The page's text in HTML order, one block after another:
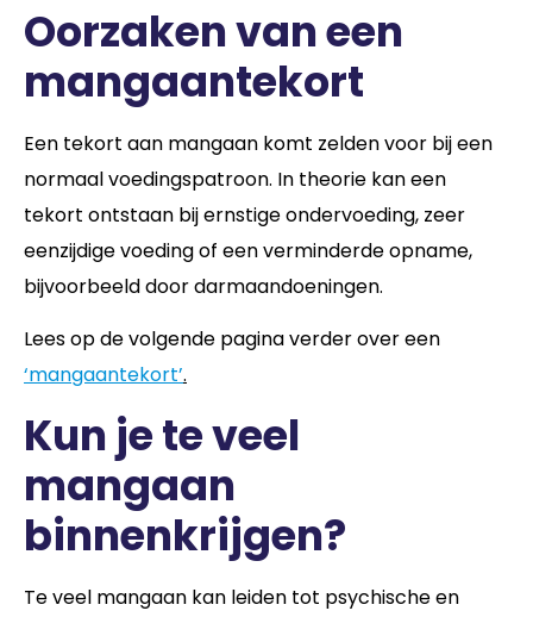
Oorzaken van een
mangaantekort
Een tekort aan mangaan komt zelden voor bij een
normaal voedingspatroon. In theorie kan een
tekort ontstaan bij ernstige ondervoeding, zeer
eenzijdige voeding of een verminderde opname,
bijvoorbeeld door darmaandoeningen.
Lees op de volgende pagina verder over een
‘mangaantekort’.
Kun je te veel
mangaan
binnenkrijgen?
Te veel mangaan kan leiden tot psychische en